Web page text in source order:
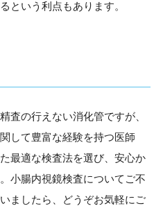
という利点もあります。
査の行えない消化管ですが、
して豊富な経験を持つ医師
最適な検査法を選び、安心か
小腸内視鏡検査についてご不
ましたら、どうぞお気軽にご